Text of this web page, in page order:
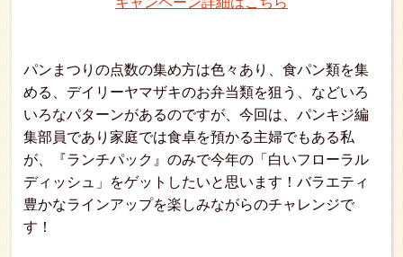
パンまつりの点数の集め方は色々あり、食パン類を集
める、デイリーヤマザキのお弁当類を狙う、などいろ
いろなパターンがあるのですが、今回は、パンキジ編
集部員であり家庭では食卓を預かる主婦でもある私
が、『ランチパック』のみで今年の「白いフローラル
ディッシュ」をゲットしたいと思います！バラエティ
豊かなラインアップを楽しみながらのチャレンジで
す！